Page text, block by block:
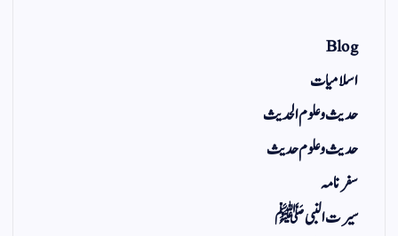
Blog
اسلامیات
حدیث و علوم الحدیث
حدیث و علوم حدیث
سفر نامہ
سیرت النبی ﷺ